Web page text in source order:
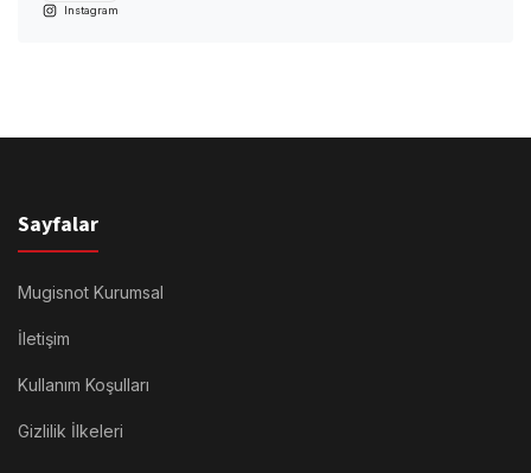
Instagram
Sayfalar
Mugisnot Kurumsal
İletişim
Kullanım Koşulları
Gizlilik İlkeleri